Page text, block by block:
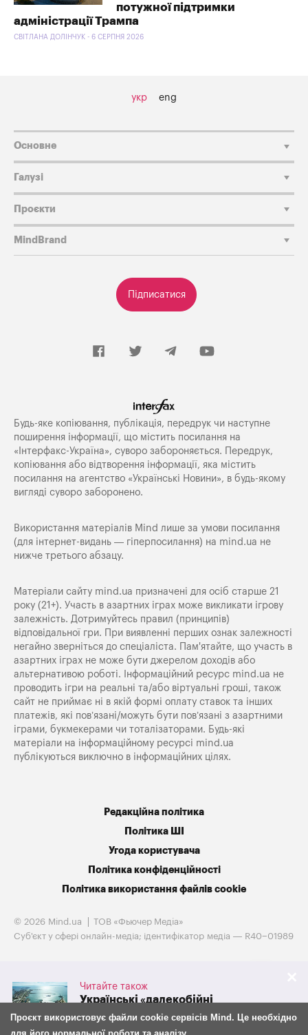
потужної підтримки
адміністрації Трампа
СВІТЛАНА ДОЛІНЧУК - 6 СЕРПНЯ 2026
Читайте також
Українські «далекобійні
санкції» обвалили експорт
російського зерна на 38%
укр eng
Підписатися
Основне
Галузі
Проєкти
MindBrand
Будь-яке копiювання, публiкацiя, передрук чи наступне
поширення iнформацiї, що мiстить посилання на
«Iнтерфакс-Україна», суворо забороняється. Передрук,
копіювання або відтворення інформації, яка містить
посилання на агентство «Українські Новини», в будь-якому
вигляді суворо заборонено.
Використання матеріалів Mind лише за умови посилання
(для інтернет-видань — гіперпосилання) на mind.ua не
нижче третього абзацу.
Матеріали сайту mind.ua призначені для осіб старше 21
року (21+). Участь в азартних іграх може викликати ігрову
залежність. Дотримуйтесь правил (принципів)
відповідальної гри. При виявленні перших ознак залежності
негайно зверніться до спеціаліста. Пам'ятайте, що участь в
азартних іграх не може бути джерелом доходів або
альтернативою роботі. Інформаційний ресурс mind.ua не
проводить ігри на реальні та/або віртуальні гроші, також
сайт не приймає ні в якій формі оплату ставок та інших
платежів, які пов’язані/можуть бути пов’язані з азартними
іграми, букмекерами чи тоталізаторами. Будь-які
матеріали на інформаційному ресурсі mind.ua
публікуються виключно в інформаційних цілях.
Редакційна політика
Політика ШІ
Угода користувача
Політика конфіденційності
Політика використання файлів cookie
© 2026 Mind.ua
ТОВ «Фьючер Медiа»
Cуб'єкт у сфері онлайн-медіа; ідентифікатор медіа — R40−01989
Проєкт використовує файли cookie сервісів Mind. Це необхідно